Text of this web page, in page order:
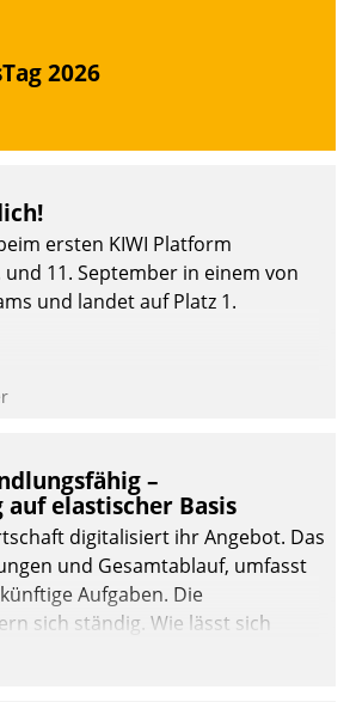
2026
ersten KIWI Platform
11. September in einem von
und landet auf Platz 1.
–
elastischer Basis
digitalisiert ihr Angebot. Das
und Gesamtablauf, umfasst
Aufgaben. Die
sich ständig. Wie lässt sich
wahren und zugleich Freiraum